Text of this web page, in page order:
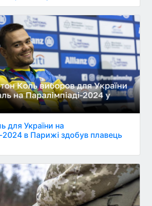
для України на
2024 в Парижі здобув плавець